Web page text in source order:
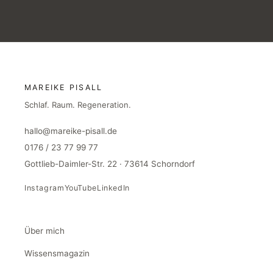
MAREIKE PISALL
Schlaf. Raum. Regeneration.
hallo@mareike-pisall.de
0176 / 23 77 99 77
Gottlieb-Daimler-Str. 22 · 73614 Schorndorf
InstagramYouTubeLinkedIn
Über mich
Wissensmagazin